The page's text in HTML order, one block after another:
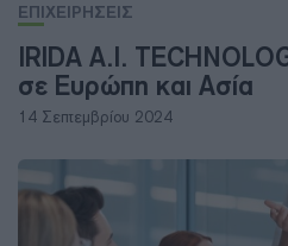
ΕΠΙΧΕΙΡΗΣΕΙΣ
IRIDA A.I.
σε Ευρώπη και Ασία
14 Σεπτεμβρίου 2024